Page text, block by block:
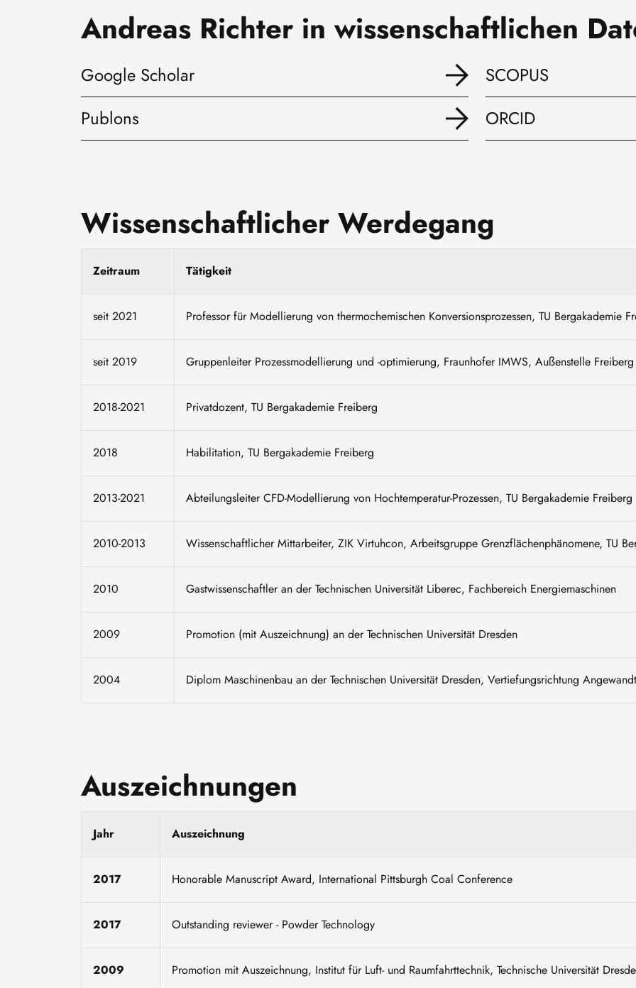
Andreas Richter in wissenschaftlichen
Google Scholar
SCOPUS
Publons
ORCID
Wissenschaftlicher Werdegang
Zeitraum Tätigkeit
seit 2021 Professor für Modellierung von thermochemischen Konversionsprozessen, TU Bergakademie
seit 2019 Gruppenleiter Prozessmodellierung und -optimierung, Fraunhofer IMWS, Außenstelle
2018-2021 Privatdozent, TU Bergakademie Freiberg
2018 Habilitation, TU Bergakademie Freiberg
2013-2021 Abteilungsleiter CFD-Modellierung von Hochtemperatur-Prozessen, TU Bergakademie Freiberg
2010-2013 Wissenschaftlicher Mittarbeiter, ZIK Virtuhcon, Arbeitsgruppe Grenzflächenphänomene, TU
2010 Gastwissenschaftler an der Technischen Universität Liberec, Fachbereich Energiemaschinen
2009 Promotion (mit Auszeichnung) an der Technischen Universität Dresden
2004 Diplom Maschinenbau an der Technischen Universität Dresden, Vertiefungsrichtung
Auszeichnungen
Jahr Auszeichnung
2017 Honorable Manuscript Award, International Pittsburgh Coal Conference
2017 Outstanding reviewer - Powder Technology
2009 Promotion mit Auszeichnung, Institut für Luft- und Raumfahrttechnik, Technische Universität